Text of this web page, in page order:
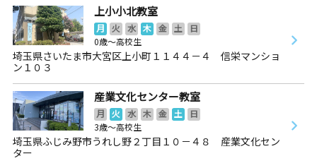
上小小北教室
月 火 水 木 金 土
日
0歳～高校生
埼玉県さいたま市大宮区上小町１１４４－４ 信栄マンショ
ン１０３
産業文化センター教室
月 火 水 木 金 土
日
3歳～高校生
埼玉県ふじみ野市うれし野２丁目１０－４８ 産業文化セン
ター